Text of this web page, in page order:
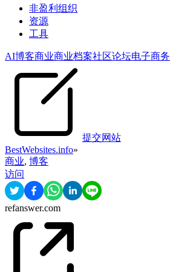
非盈利组织
资源
工具
AI博客商业商业档案社区论坛电子商务
提交网站
BestWebsites.info»
商业, 博客
访问
refanswer.com